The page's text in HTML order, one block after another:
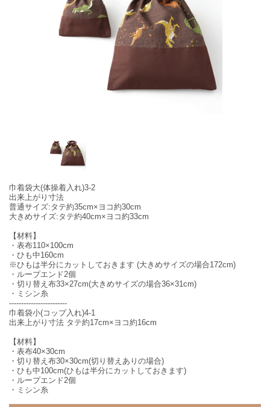
巾着袋大(体操着入れ)3-2
出来上がり寸法
普通サイズ:タテ約35cm×ヨコ約30cm
大きめサイズ:タテ約40cm×ヨコ約33cm
【材料】
・表布110×100cm
・ひも中160cm
※ひもは半分にカットしておきます (大きめサイズの場合172cm)
・ループエンド2個
・切り替え布33×27cm(大きめサイズの場合36×31cm)
・ミシン糸
------------------------
巾着袋小(コップ入れ)4-1
出来上がり寸法 タテ約17cm×ヨコ約16cm
【材料】
・表布40×30cm
・切り替え布30×30cm(切り替えありの場合)
・ひも中100cm(ひもは半分にカットしておきます)
・ループエンド2個
・ミシン糸